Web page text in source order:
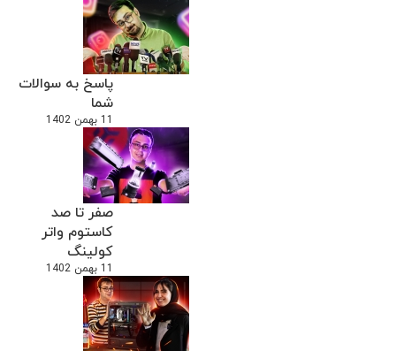
پاسخ به سوالات
شما
11 بهمن 1402
صفر تا صد
کاستوم واتر
کولینگ
11 بهمن 1402